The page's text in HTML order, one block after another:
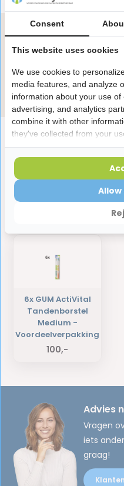
Productomschrijving
Heb je een
Onze specialisten
Laatst bekeken
6x GUM ActiVital
Tandenborstel
Medium -
Voordeelverpakking
100,-
Advies
Vragen
iets
graag!
Consent
This website uses cookies
We use cookies to
media features, and analyze
information about your use of
advertising, and analytics
combine it with other
they've collected from your